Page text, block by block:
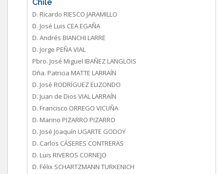
Chile
D. Ricardo RIESCO JARAMILLO
D. José Luis CEA EGAÑA
D. Andrés BIANCHI LARRE
D. Jorge PEÑA VIAL
Pbro. José Miguel IBAÑEZ LANGLOIS
Dña. Patricia MATTE LARRAÍN
D. José RODRÍGUEZ ELIZONDO
D. Juan de Dios VIAL LARRAÍN
D. Francisco ORREGO VICUÑA
D. Marino PIZARRO PIZARRO
D. José Joaquín UGARTE GODOY
D. Carlos CÁSERES CONTRERAS
D. Luis RIVEROS CORNEJO
D. Félix SCHARTZMANN TURKENICH